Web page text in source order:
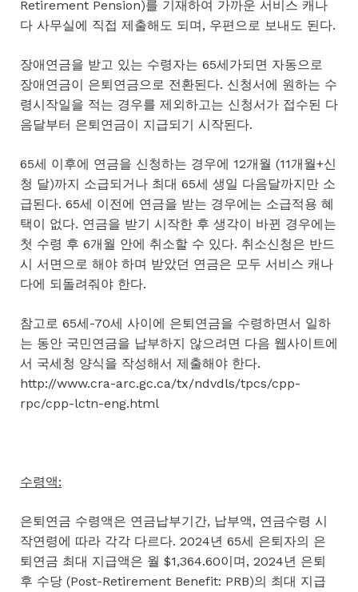
Retirement Pension)를 기재하여 가까운 서비스 캐나
다 사무실에 직접 제출해도 되며, 우편으로 보내도 된다.
장애연금을 받고 있는 수령자는 65세가되면 자동으로
장애연금이 은퇴연금으로 전환된다. 신청서에 원하는 수
령시작일을 적는 경우를 제외하고는 신청서가 접수된 다
음달부터 은퇴연금이 지급되기 시작된다.
65세 이후에 연금을 신청하는 경우에 12개월 (11개월+신
청 달)까지 소급되거나 최대 65세 생일 다음달까지만 소
급된다. 65세 이전에 연금을 받는 경우에는 소급적용 혜
택이 없다. 연금을 받기 시작한 후 생각이 바뀐 경우에는
첫 수령 후 6개월 안에 취소할 수 있다. 취소신청은 반드
시 서면으로 해야 하며 받았던 연금은 모두 서비스 캐나
다에 되돌려줘야 한다.
참고로 65세-70세 사이에 은퇴연금을 수령하면서 일하
는 동안 국민연금을 납부하지 않으려면 다음 웹사이트에
서 국세청 양식을 작성해서 제출해야 한다.
http://www.cra-arc.gc.ca/tx/ndvdls/tpcs/cpp-
rpc/cpp-lctn-eng.html
수령액:
은퇴연금 수령액은 연금납부기간, 납부액, 연금수령 시
작연령에 따라 각각 다르다. 2024년 65세 은퇴자의 은
퇴연금 최대 지급액은 월 $1,364.60이며, 2024년 은퇴
후 수당 (Post-Retirement Benefit: PRB)의 최대 지급